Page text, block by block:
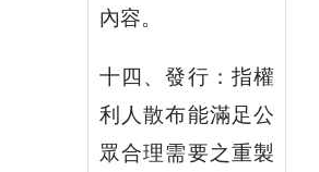
內容。
十四、發行：指權
利人散布能滿足公
眾合理需要之重製